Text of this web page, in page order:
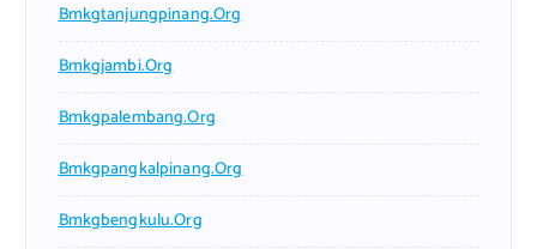
Bmkgtanjungpinang.org
Bmkgjambi.org
Bmkgpalembang.org
Bmkgpangkalpinang.org
Bmkgbengkulu.org